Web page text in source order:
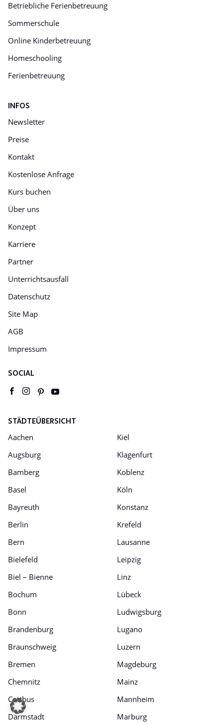
Betriebliche Ferienbetreuung
Sommerschule
Online Kinderbetreuung
Homeschooling
Ferienbetreuung
INFOS
Newsletter
Preise
Kontakt
Kostenlose Anfrage
Kurs buchen
Über uns
Konzept
Karriere
Partner
Unterrichtsausfall
Datenschutz
Site Map
AGB
Impressum
SOCIAL
facebookinstagram
pinterest
STÄDTEÜBERSICHT
Aachen
Augsburg
Bamberg
Basel
Bayreuth
Berlin
Bern
Bielefeld
Biel – Bienne
Bochum
Bonn
Brandenburg
Braunschweig
Bremen
Chemnitz
Cottbus
Darmstadt
Kiel
Klagenfurt
Koblenz
Köln
Konstanz
Krefeld
Lausanne
Leipzig
Linz
Lübeck
Ludwigsburg
Lugano
Luzern
Magdeburg
Mainz
Mannheim
Marburg